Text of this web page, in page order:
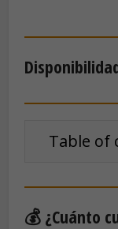
Table of
💰 ¿Cuánto